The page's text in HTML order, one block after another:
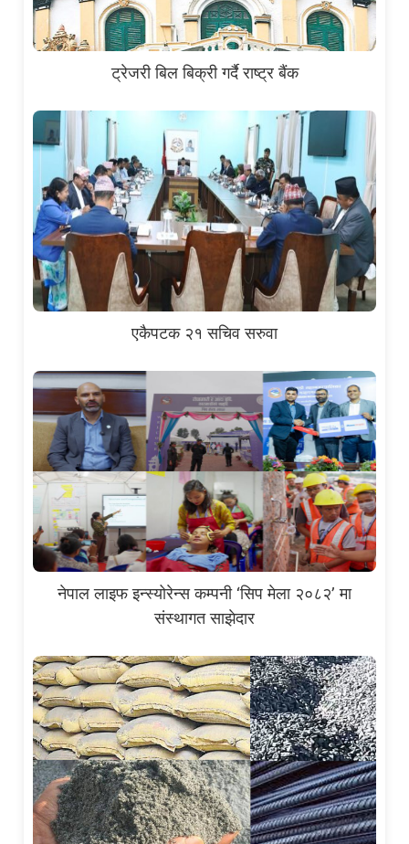
ट्रेजरी बिल बिक्री गर्दै राष्ट्र बैंक
एकैपटक २१ सचिव सरुवा
नेपाल लाइफ इन्स्योरेन्स कम्पनी ‘सिप मेला २०८२’ मा
संस्थागत साझेदार